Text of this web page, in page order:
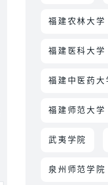
福建农林大学
福建医科大学
福建中医药大
福建师范大学
武夷学院
泉州师范学院